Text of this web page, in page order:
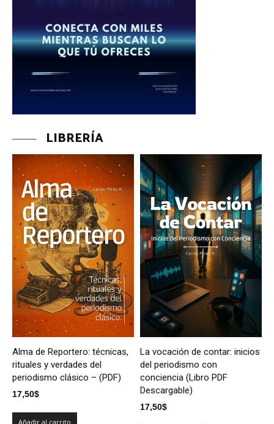
LIBRERÍA
Alma de Reportero: técnicas,
rituales y verdades del
periodismo clásico – (PDF)
17,50$
Añadir al carrito
La vocación de contar: inicios
del periodismo con
conciencia (Libro PDF
Descargable)
17,50$